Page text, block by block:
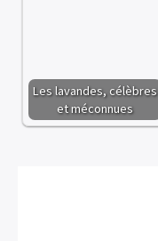
Les lavandes, célèbres
et méconnues